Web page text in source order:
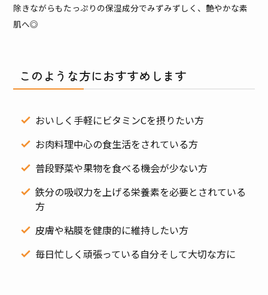
除きながらもたっぷりの保湿成分でみずみずしく、艶やかな素
肌へ◎
このような方におすすめします
おいしく手軽にビタミンCを摂りたい方
お肉料理中心の食生活をされている方
普段野菜や果物を食べる機会が少ない方
鉄分の吸収力を上げる栄養素を必要とされている
方
皮膚や粘膜を健康的に維持したい方
毎日忙しく頑張っている自分そして大切な方に